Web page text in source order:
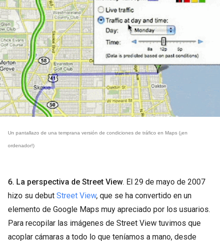
Un pantallazo de una temprana versión de condiciones de tráfico en Maps (¡en
ordenador!)
6. La perspectiva de Street View. El 29 de mayo de 2007
hizo su debut Street View, que se ha convertido en un
elemento de Google Maps muy apreciado por los usuarios.
Para recopilar las imágenes de Street View tuvimos que
acoplar cámaras a todo lo que teníamos a mano, desde